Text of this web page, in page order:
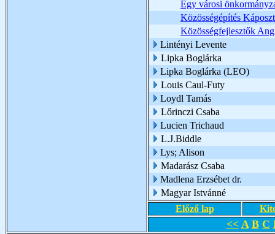
Egy városi
Közösségépítés
Közösségfejlesztők
Lintényi Levente
Lipka Boglárka
Lipka Boglárka (LEO)
Louis Caul-Futy
Loydl Tamás
Lőrinczi Csaba
Lucien Trichaud
L.J.Biddle
Lys; Alison
Madarász Csaba
Madlena Erzsébet dr.
Magyar Istvánné
Előző lap
<< A B C